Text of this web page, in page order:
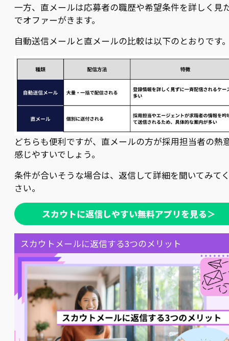
一方、直メールは応募者の職歴や希望条件を詳しく見
でオファーがきます。
自動送信メールと直メールの比較は以下のとおりです
どちらも便利ですが、直メールの方が採用担当者の熱
感じやすいでしょう。
条件が合いそうな場合は、返信して詳細を聞いてみて
さい。
スカウトに返信しやすい無料アプリを見る＞
スカウトメールに返信する3つのメリット